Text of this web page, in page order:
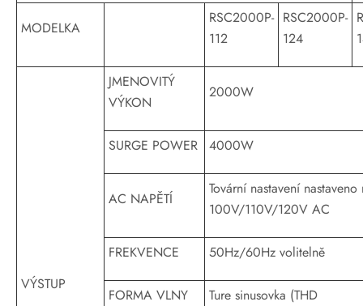
MODELKA
RSC2000P-
112
RSC2000P-
124
VÝSTUP
JMENOVITÝ
VÝKON
2000W
SURGE POWER 4000W
AC NAPĚTÍ
Tovární nastavení nastaveno
100V/110V/120V AC
FREKVENCE 50Hz/60Hz volitelně
FORMA VLNY Ture sinusovka (THD